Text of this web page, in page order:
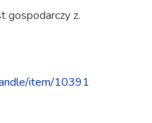
gospodarczy z.
item/10391